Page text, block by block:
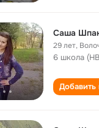
Саша
29 лет,
6 школа
Добавить